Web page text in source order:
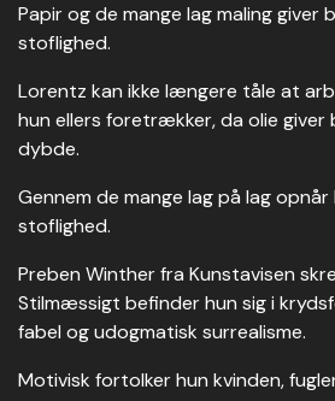
Papir og de mange lag maling
stoflighed.
Lorentz kan ikke længere tåle at
hun ellers foretrækker, da olie giver
dybde.
Gennem de mange lag på lag
stoflighed.
Preben Winther fra Kunstavisen
Stilmæssigt befinder hun sig i
fabel og udogmatisk surrealisme.
Motivisk fortolker hun kvinden,